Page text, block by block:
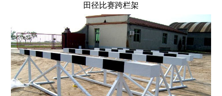
田径比赛跨栏架